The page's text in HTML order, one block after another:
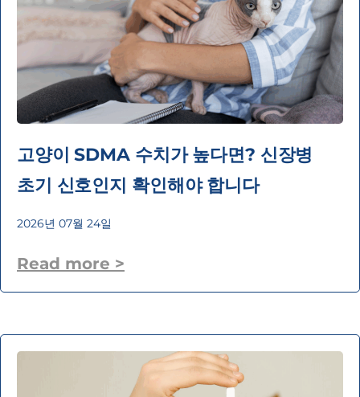
고양이 SDMA 수치가 높다면? 신장병
초기 신호인지 확인해야 합니다
2026년 07월 24일
Read more >